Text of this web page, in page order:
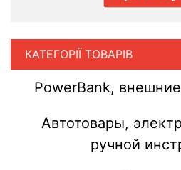
КАТЕГОРІЇ ТОВАРІВ
PowerBank,
Автотовары,
ручной